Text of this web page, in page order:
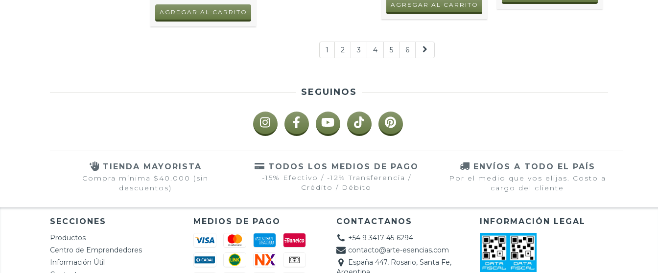
1 2 3 4 5 6
SEGUINOS
TIENDA MAYORISTA
Compra mínima $40.000 (sin
descuentos)
TODOS LOS MEDIOS DE PAGO
-15% Efectivo / -12% Transferencia /
Crédito / Débito
ENVÍOS A TODO EL PAÍS
Por el medio que vos elijas. Costo a
cargo del cliente
SECCIONES
Productos
Centro de Emprendedores
Información Útil
MEDIOS DE PAGO CONTACTANOS
+54 9 3417 45-6294
contacto@arte-esencias.com
España 447, Rosario, Santa Fe,
INFORMACIÓN LEGAL